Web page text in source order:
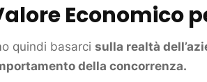
Economico
quindi basarci sulla realtà
della concorrenza.